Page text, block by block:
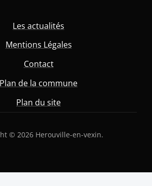
Les actualités
Mentions Légales
Contact
Plan de la commune
Plan du site
© 2026 Herouville-en-vexin.